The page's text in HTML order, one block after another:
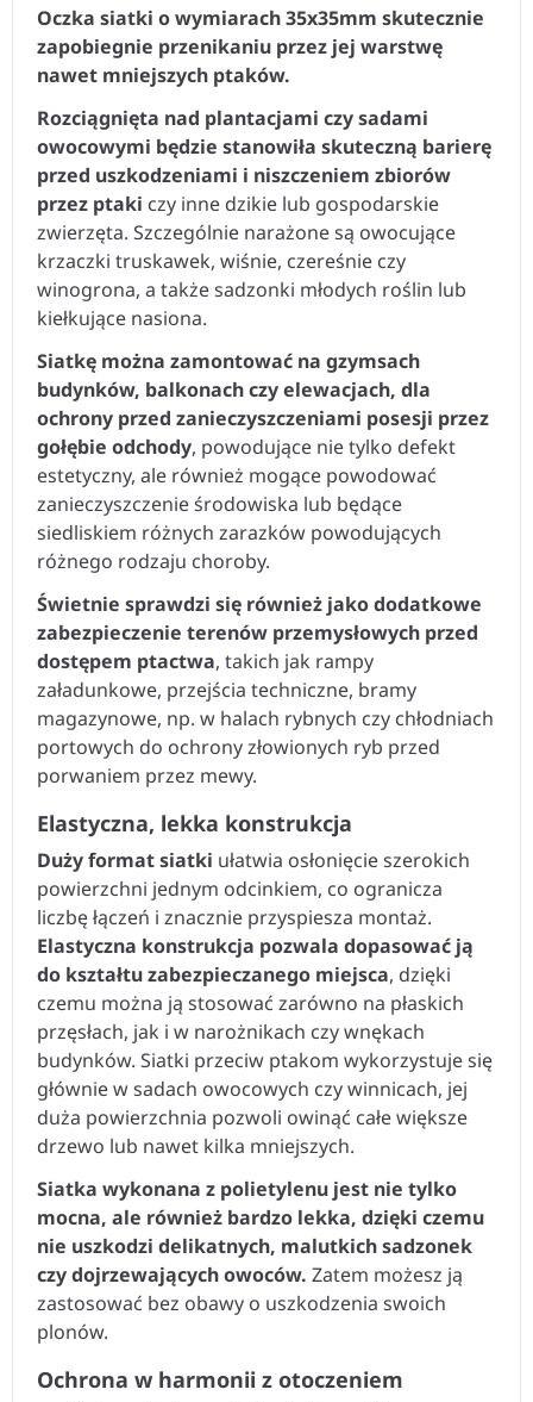
Oczka siatki o wymiarach 35x35mm skutecznie
zapobiegnie przenikaniu przez jej warstwę
nawet mniejszych ptaków.
Rozciągnięta nad plantacjami czy sadami
owocowymi będzie stanowiła skuteczną barierę
przed uszkodzeniami i niszczeniem zbiorów
przez ptaki czy inne dzikie lub gospodarskie
zwierzęta. Szczególnie narażone są owocujące
krzaczki truskawek, wiśnie, czereśnie czy
winogrona, a także sadzonki młodych roślin lub
kiełkujące nasiona.
Siatkę można zamontować na gzymsach
budynków, balkonach czy elewacjach, dla
ochrony przed zanieczyszczeniami posesji przez
gołębie odchody, powodujące nie tylko defekt
estetyczny, ale również mogące powodować
zanieczyszczenie środowiska lub będące
siedliskiem różnych zarazków powodujących
różnego rodzaju choroby.
Świetnie sprawdzi się również jako dodatkowe
zabezpieczenie terenów przemysłowych przed
dostępem ptactwa, takich jak rampy
załadunkowe, przejścia techniczne, bramy
magazynowe, np. w halach rybnych czy chłodniach
portowych do ochrony złowionych ryb przed
porwaniem przez mewy.
Elastyczna, lekka konstrukcja
Duży format siatki ułatwia osłonięcie szerokich
powierzchni jednym odcinkiem, co ogranicza
liczbę łączeń i znacznie przyspiesza montaż.
Elastyczna konstrukcja pozwala dopasować ją
do kształtu zabezpieczanego miejsca, dzięki
czemu można ją stosować zarówno na płaskich
przęsłach, jak i w narożnikach czy wnękach
budynków. Siatki przeciw ptakom wykorzystuje się
głównie w sadach owocowych czy winnicach, jej
duża powierzchnia pozwoli owinąć całe większe
drzewo lub nawet kilka mniejszych.
Siatka wykonana z polietylenu jest nie tylko
mocna, ale również bardzo lekka, dzięki czemu
nie uszkodzi delikatnych, malutkich sadzonek
czy dojrzewających owoców. Zatem możesz ją
zastosować bez obawy o uszkodzenia swoich
plonów.
Ochrona w harmonii z otoczeniem